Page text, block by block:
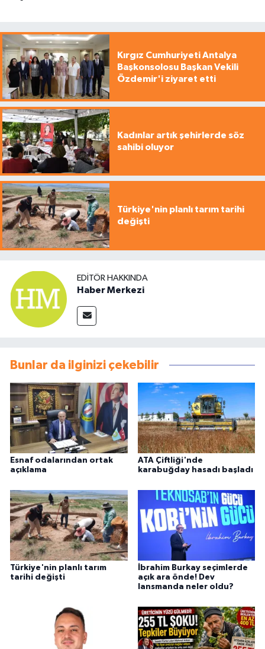
Kırgız Cumhuriyeti Antalya
Başkonsolosu Başkan Vekili
Özdemir'i ziyaret etti
Kadınlar artık şehirlerde söz
sahibi oluyor
Türkiye'nin planlı tarım tarihi
değişti
EDITÖR HAKKINDA
Haber Merkezi
Bunlar da ilginizi çekebilir
Esnaf odalarından ortak
açıklama
ATA Çiftliği'nde
karabuğday hasadı başladı
Türkiye'nin planlı tarım
tarihi değişti
İbrahim Burkay seçimlerde
açık ara önde! Dev
lansmanda neler oldu?